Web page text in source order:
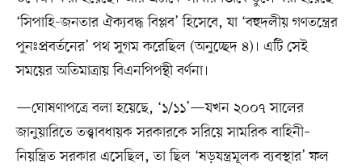
‘সিপাহি-জনতার ঐক্যবদ্ধ বিপ্লব’ হিসেবে, যা ‘বহুদলীয় গণতন্ত্রের
পুনঃপ্রবর্তনের’ পথ সুগম করেছিল (অনুচ্ছেদ ৪)। এটি সেই
সময়ের অতিমাত্রায় বিএনপিপন্থী বর্ণনা।
—ঘোষণাপত্রে বলা হয়েছে, ‘১/১১’—যখন ২০০৭ সালের
জানুয়ারিতে তত্ত্বাবধায়ক সরকারকে সরিয়ে সামরিক বাহিনী–
নিয়ন্ত্রিত সরকার এসেছিল, তা ছিল ‘ষড়যন্ত্রমূলক ব্যবস্থার’ ফল